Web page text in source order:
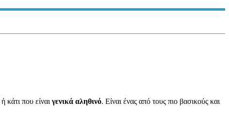
ή κάτι που είναι γενικά αληθινό. Είναι ένας από τους πιο βασικούς και